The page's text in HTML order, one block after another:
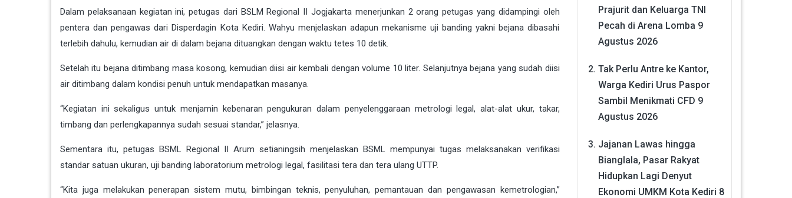
Dalam pelaksanaan kegiatan ini, petugas dari BSLM Regional II Jogjakarta menerjunkan 2 orang petugas yang didampingi oleh
pentera dan pengawas dari Disperdagin Kota Kediri. Wahyu menjelaskan adapun mekanisme uji banding yakni bejana dibasahi
terlebih dahulu, kemudian air di dalam bejana dituangkan dengan waktu tetes 10 detik.
Setelah itu bejana ditimbang masa kosong, kemudian diisi air kembali dengan volume 10 liter. Selanjutnya bejana yang sudah diisi
air ditimbang dalam kondisi penuh untuk mendapatkan masanya.
“Kegiatan ini sekaligus untuk menjamin kebenaran pengukuran dalam penyelenggaraan metrologi legal, alat-alat ukur, takar,
timbang dan perlengkapannya sudah sesuai standar,” jelasnya.
Sementara itu, petugas BSML Regional II Arum setianingsih menjelaskan BSML mempunyai tugas melaksanakan verifikasi
standar satuan ukuran, uji banding laboratorium metrologi legal, fasilitasi tera dan tera ulang UTTP.
“Kita juga melakukan penerapan sistem mutu, bimbingan teknis, penyuluhan, pemantauan dan pengawasan kemetrologian,”
Prajurit dan Keluarga TNI
Pecah di Arena Lomba 9
Agustus 2026
Tak Perlu Antre ke Kantor,
Warga Kediri Urus Paspor
Sambil Menikmati CFD 9
Agustus 2026
Jajanan Lawas hingga
Bianglala, Pasar Rakyat
Hidupkan Lagi Denyut
Ekonomi UMKM Kota Kediri 8